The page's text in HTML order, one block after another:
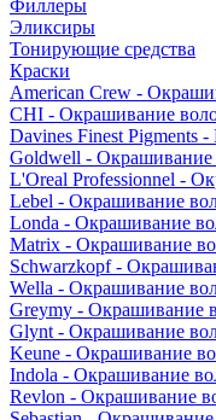
Филлеры
Эликсиры
Тонирующие средства
Краски
American Crew -
CHI - Окрашивание
Davines Finest Pigments
Goldwell - Окрашивание
L'Oreal Professionnel -
Lebel - Окрашивание
Londa - Окрашивание
Matrix - Окрашивание
Schwarzkopf -
Wella - Окрашивание
Greymy - Окрашивание
Glynt - Окрашивание
Keune - Окрашивание
Indola - Окрашивание
Revlon - Окрашивание